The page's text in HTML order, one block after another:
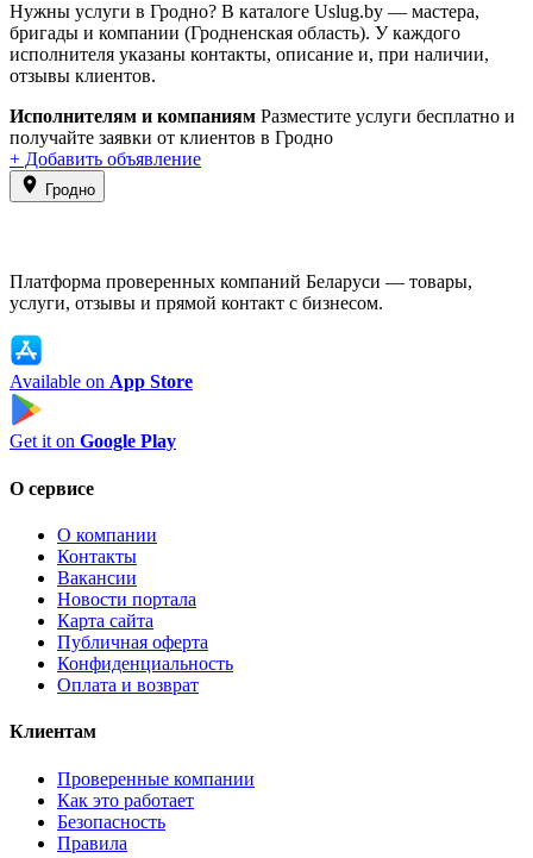
Нужны услуги в Гродно? В каталоге Uslug.by — мастера,
бригады и компании (Гродненская область). У каждого
исполнителя указаны контакты, описание и, при наличии,
отзывы клиентов.
Исполнителям и компаниям Разместите услуги бесплатно и
получайте заявки от клиентов в Гродно
+ Добавить объявление
Гродно
Платформа проверенных компаний Беларуси — товары,
услуги, отзывы и прямой контакт с бизнесом.
Available on App Store
Get it on Google Play
О сервисе
О компании
Контакты
Вакансии
Новости портала
Карта сайта
Публичная оферта
Конфиденциальность
Оплата и возврат
Клиентам
Проверенные компании
Как это работает
Безопасность
Правила